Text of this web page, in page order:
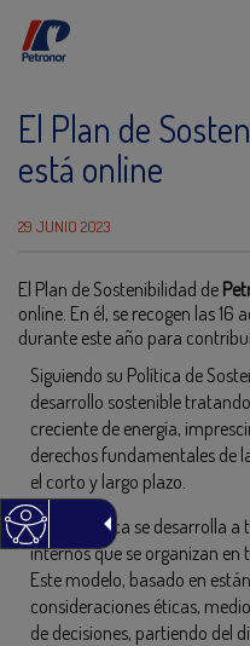
El Plan de
está online
29 JUNIO 2023
El Plan de Sostenibilidad de
online. En él, se recogen las 16
durante este año para
Siguiendo su Política de
desarrollo sostenible
creciente de energía,
derechos fundamentales de
el corto y largo plazo.
Dicha política se desarrolla
internos que se organizan en
Este modelo, basado en
consideraciones éticas,
de decisiones, partiendo del